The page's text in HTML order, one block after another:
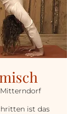
ist das